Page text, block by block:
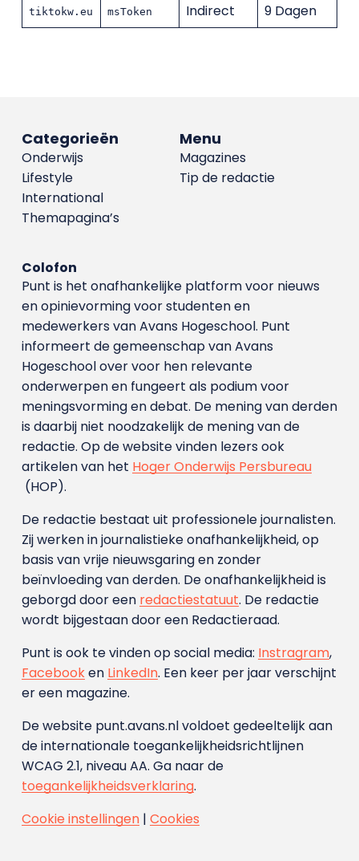
tiktokw.eu msToken Indirect 9 Dagen
Menu
Magazines
Tip de redactie
Categorieën
Onderwijs
Lifestyle
International
Themapagina’s
Colofon
Punt is het onafhankelijke platform voor nieuws
en opinievorming voor studenten en
medewerkers van Avans Hoge­school. Punt
informeert de gemeenschap van Avans
Hogeschool over voor hen relevante
onderwerpen en fungeert als podium voor
meningsvorming en debat. De mening van derden
is daarbij niet noodzakelijk de mening van de
redactie. Op de website vinden lezers ook
artikelen van het Hoger Onderwijs Persbureau
(HOP).
De redactie bestaat uit professionele journalisten.
Zij werken in journalistieke onafhankelijkheid, op
basis van vrije nieuwsgaring en zonder
beïnvloeding van derden. De onafhankelijkheid is
geborgd door een redactiestatuut. De redactie
wordt bijgestaan door een Redactieraad.
Punt is ook te vinden op social media: Instragram,
Facebooken LinkedIn. Een keer per jaar verschijnt
er een magazine.
De website punt.avans.nl voldoet gedeeltelijk aan
de internationale toegankelijkheidsrichtlijnen
WCAG 2.1, niveau AA. Ga naar de
toegankelijkheidsverklaring.
Cookie instellingen| Cookies